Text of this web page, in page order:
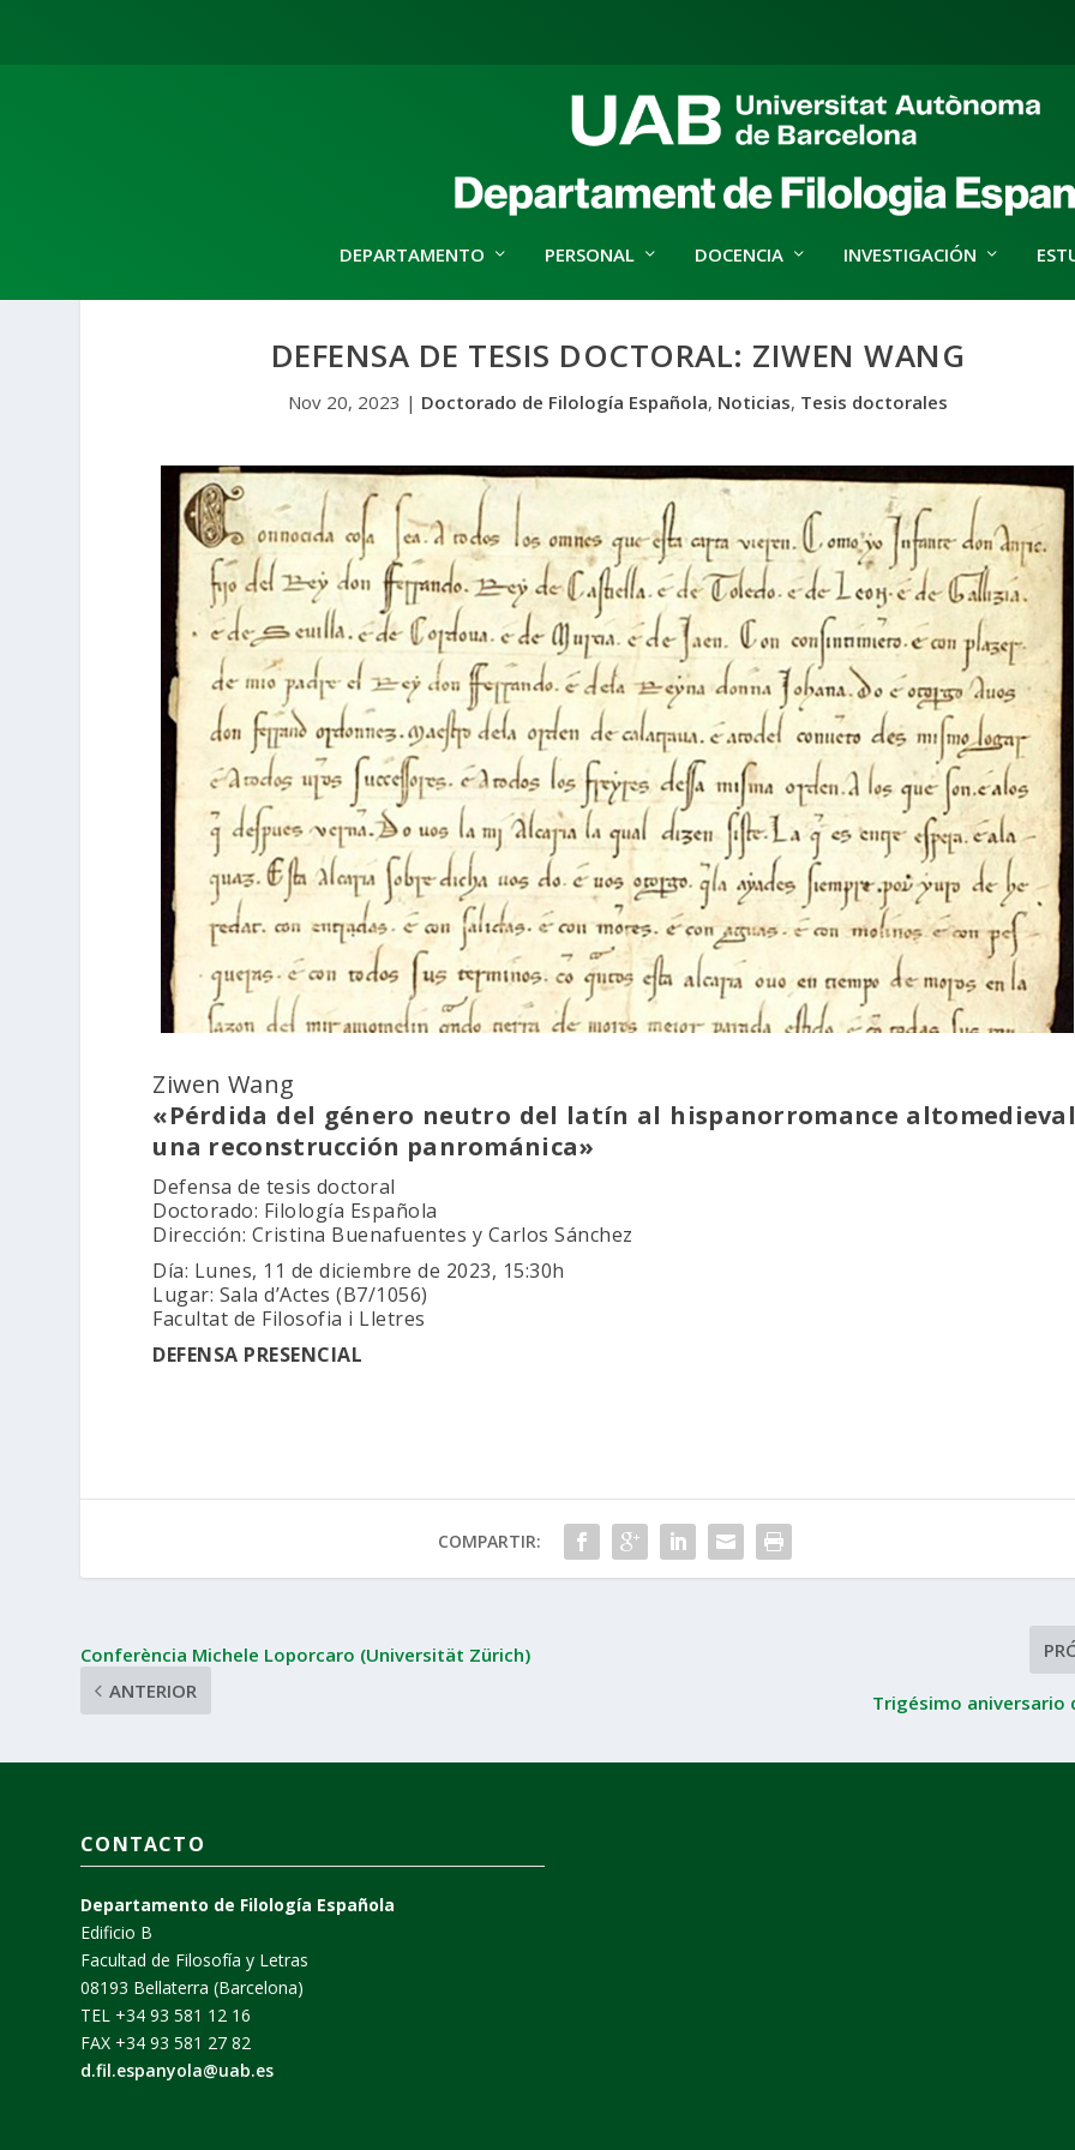
DEPARTAMENTO PERSONAL DOCENCIA INVESTIGACIÓN
DEFENSA DE TESIS DOCTORAL: ZIWEN WANG
Nov 20, 2023 | Doctorado de Filología Española, Noticias, Tesis doctorales
Ziwen Wang
«Pérdida del género neutro del latín al hispanorromance
una reconstrucción panrománica»
Defensa de tesis doctoral
Doctorado: Filología Española
Dirección: Cristina Buenafuentes y Carlos Sánchez
Día: Lunes, 11 de diciembre de 2023, 15:30h
Lugar: Sala d’Actes (B7/1056)
Facultat de Filosofia i Lletres
DEFENSA PRESENCIAL
COMPARTIR:
Conferència Michele Loporcaro (Universität Zürich)
ANTERIOR
Trigésimo aniversario
CONTACTO
Departamento de Filología Española
Edificio B
Facultad de Filosofía y Letras
08193 Bellaterra (Barcelona)
TEL +34 93 581 12 16
FAX +34 93 581 27 82
d.fil.espanyola@uab.es